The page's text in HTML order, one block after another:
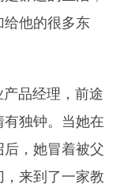
给他的很多东
品经理，前途
独钟。当她在
，她冒着被父
来到了一家教